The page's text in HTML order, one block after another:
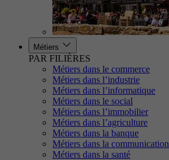
Métiers
PAR FILIÈRES
Métiers dans le commerce
Métiers dans l’industrie
Métiers dans l’informatique
Métiers dans le social
Métiers dans l’immobilier
Métiers dans l’agriculture
Métiers dans la banque
Métiers dans la communication
Métiers dans la santé